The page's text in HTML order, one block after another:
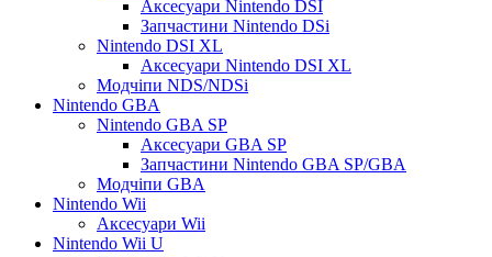
Аксесуари Nintendo DSI
Запчастини Nintendo DSi
Nintendo DSI XL
Аксесуари Nintendo DSI XL
Модчіпи NDS/NDSi
Nintendo GBA
Nintendo GBA SP
Аксесуари GBA SP
Запчастини Nintendo GBA SP/GBA
Модчіпи GBA
Nintendo Wii
Аксесуари Wii
Nintendo Wii U